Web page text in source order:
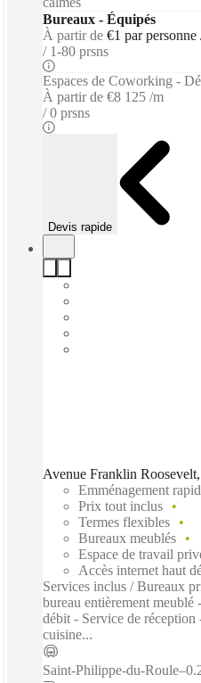
Bureaux - Équipés
À partir de €1 par personne
1-80 prsns
Espaces de Coworking -
À partir de €8 125 /m
0 prsns
Devis rapide
Avenue Franklin
Emménagement
Prix tout inclus
Termes flexibles
Bureaux meublés
Espace de travail
Accès internet haut
Services inclus / Bureaux
bureau entièrement
débit - Service de
cuisine...
Saint-Philippe-du-Roule–